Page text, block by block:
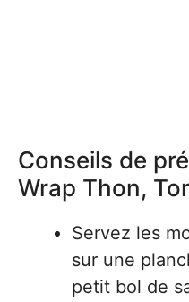
Conseils de
Wrap Thon,
Servez les
sur une
petit bol de